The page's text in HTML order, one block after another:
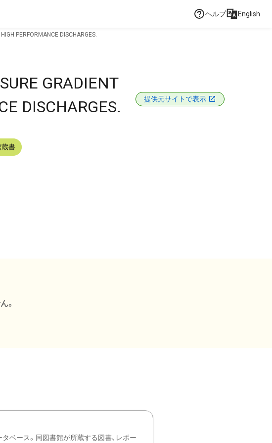
ヘルプ English
PERFORMANCE DISCHARGES.
GRADIENT
DISCHARGES.
提供元サイトで表示
蔵書
。
ベース。同図書館が所蔵する図書、レポー